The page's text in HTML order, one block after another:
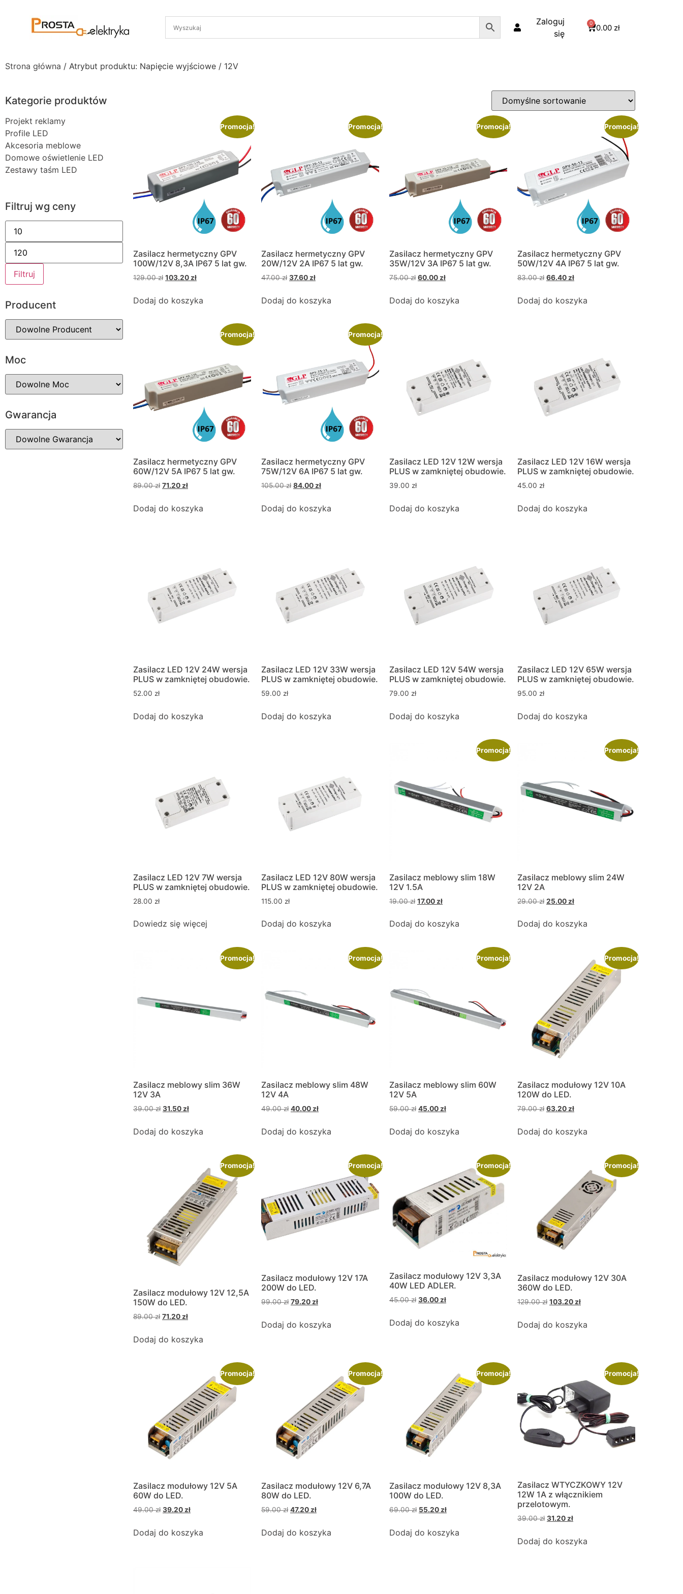
Zaloguj
się
0.00 zł
0
Strona główna / Atrybut produktu: Napięcie wyjściowe / 12V
Kategorie produktów
Projekt reklamy
Profile LED
Akcesoria meblowe
Domowe oświetlenie LED
Zestawy taśm LED
Filtruj wg ceny
Filtruj
Producent
Moc
Gwarancja
Promocja!
Zasilacz hermetyczny GPV
100W/12V 8,3A IP67 5 lat gw.
129.00zł 103.20 zł
Dodaj do koszyka
Promocja!
Zasilacz hermetyczny GPV
20W/12V 2A IP67 5 lat gw.
47.00zł 37.60 zł
Dodaj do koszyka
Promocja!
Zasilacz hermetyczny GPV
35W/12V 3A IP67 5 lat gw.
75.00zł 60.00 zł
Dodaj do koszyka
Promocja!
Zasilacz hermetyczny GPV
50W/12V 4A IP67 5 lat gw.
83.00zł 66.40 zł
Dodaj do koszyka
Promocja!
Zasilacz hermetyczny GPV
60W/12V 5A IP67 5 lat gw.
89.00zł 71.20 zł
Dodaj do koszyka
Promocja!
Zasilacz hermetyczny GPV
75W/12V 6A IP67 5 lat gw.
105.00zł 84.00 zł
Dodaj do koszyka
Zasilacz LED 12V 12W wersja
PLUS w zamkniętej obudowie.
39.00 zł
Dodaj do koszyka
Zasilacz LED 12V 16W wersja
PLUS w zamkniętej obudowie.
45.00 zł
Dodaj do koszyka
Zasilacz LED 12V 24W wersja
PLUS w zamkniętej obudowie.
52.00 zł
Dodaj do koszyka
Zasilacz LED 12V 33W wersja
PLUS w zamkniętej obudowie.
59.00 zł
Dodaj do koszyka
Zasilacz LED 12V 54W wersja
PLUS w zamkniętej obudowie.
79.00 zł
Dodaj do koszyka
Zasilacz LED 12V 65W wersja
PLUS w zamkniętej obudowie.
95.00 zł
Dodaj do koszyka
Zasilacz LED 12V 7W wersja
PLUS w zamkniętej obudowie.
28.00 zł
Dowiedz się więcej
Zasilacz LED 12V 80W wersja
PLUS w zamkniętej obudowie.
115.00 zł
Dodaj do koszyka
Promocja!
Zasilacz meblowy slim 18W
12V 1.5A
19.00zł 17.00 zł
Dodaj do koszyka
Promocja!
Zasilacz meblowy slim 24W
12V 2A
29.00zł 25.00 zł
Dodaj do koszyka
Promocja!
Zasilacz meblowy slim 36W
12V 3A
39.00zł 31.50zł
Dodaj do koszyka
Promocja!
Zasilacz meblowy slim 48W
12V 4A
49.00zł 40.00zł
Dodaj do koszyka
Promocja!
Zasilacz meblowy slim 60W
12V 5A
59.00zł 45.00zł
Dodaj do koszyka
Promocja!
Zasilacz modułowy 12V 10A
120W do LED.
79.00zł 63.20zł
Dodaj do koszyka
Promocja!
Zasilacz modułowy 12V 12,5A
150W do LED.
89.00zł 71.20zł
Dodaj do koszyka
Promocja!
Zasilacz modułowy 12V 17A
200W do LED.
99.00zł 79.20zł
Dodaj do koszyka
Promocja!
Zasilacz modułowy 12V 3,3A
40W LED ADLER.
45.00zł 36.00 zł
Dodaj do koszyka
Promocja!
Zasilacz modułowy 12V 30A
360W do LED.
129.00zł 103.20zł
Dodaj do koszyka
Promocja!
Zasilacz modułowy 12V 5A
60W do LED.
49.00zł 39.20 zł
Dodaj do koszyka
Promocja!
Zasilacz modułowy 12V 6,7A
80W do LED.
59.00zł 47.20 zł
Dodaj do koszyka
Promocja!
Zasilacz modułowy 12V 8,3A
100W do LED.
69.00zł 55.20 zł
Dodaj do koszyka
Promocja!
Zasilacz WTYCZKOWY 12V
12W 1A z włącznikiem
przelotowym.
39.00zł 31.20 zł
Dodaj do koszyka